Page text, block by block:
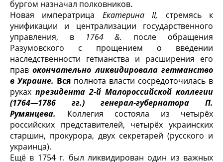
бургом назначал полковников.
Новая императрица Екатерина II, стремясь к
унификации и централиза­ции государственного
управления, в
1764 &. после обращения
Разумовско­го с прощением о введении
наследственности гетманства и расширения его
прав окончательно ликвидировала гетманство
в Украине. Вся полно­та власти сосредоточилась в
руках президента 2-й Малороссийской кол­легии
(1764—1786 гг.) генерал-губернатора П.
Румянцева. Коллегия состояла из четырёх
российских представителей, четырёх украинских
стар­шин, прокурора, двух секретарей (русского и
украинца).
Ещё в 1754 г. был ликвидирован один из важных